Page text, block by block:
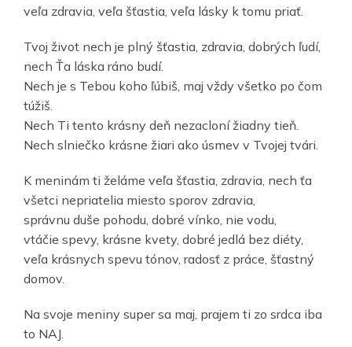
veľa zdravia, veľa šťastia, veľa lásky k tomu priať.
Tvoj život nech je plný šťastia, zdravia, dobrých ľudí,
nech Ťa láska ráno budí.
Nech je s Tebou koho ľúbiš, maj vždy všetko po čom
túžiš.
Nech Ti tento krásny deň nezacloní žiadny tieň.
Nech slniečko krásne žiari ako úsmev v Tvojej tvári.
K meninám ti želáme veľa šťastia, zdravia, nech ťa
všetci nepriatelia miesto sporov zdravia,
správnu duše pohodu, dobré vínko, nie vodu,
vtáčie spevy, krásne kvety, dobré jedlá bez diéty,
veľa krásnych spevu tónov, radosť z práce, šťastný
domov.
Na svoje meniny super sa maj, prajem ti zo srdca iba
to NAJ.